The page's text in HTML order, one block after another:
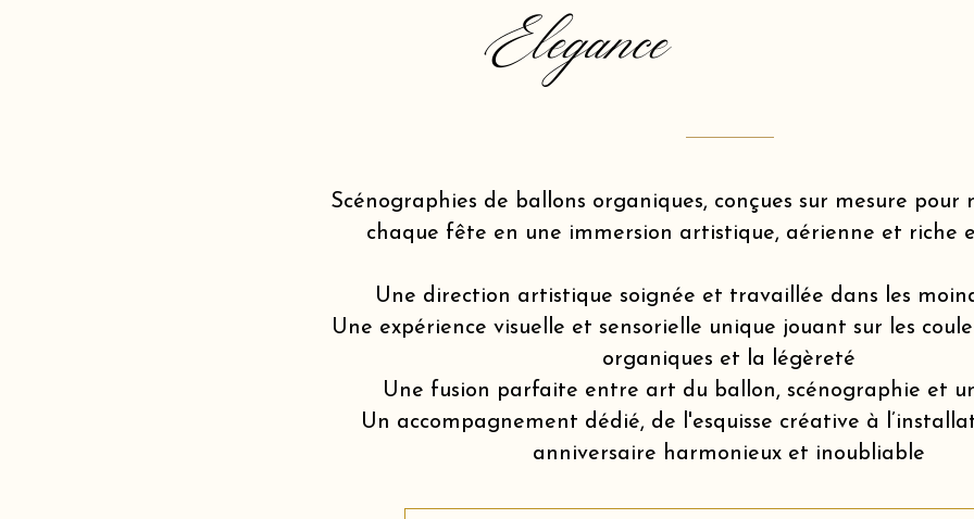
Elegance
Scénographies de ballons organiques, conçues sur mesure pour
chaque fête en une immersion artistique, aérienne et riche
Une direction artistique soignée et travaillée dans les
Une expérience visuelle et sensorielle unique jouant sur les
organiques et la légèreté
Une fusion parfaite entre art du ballon, scénographie et
Un accompagnement dédié, de l'esquisse créative à
anniversaire harmonieux et inoubliable